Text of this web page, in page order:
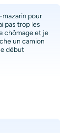
pour
pas trop les
chômage et je
un camion
début